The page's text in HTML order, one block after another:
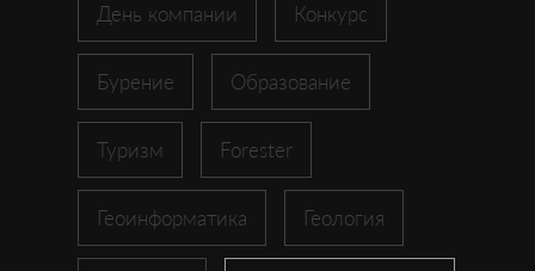
День компании Конкурс
Бурение Образование
Туризм Forester
Геоинформатика Геология